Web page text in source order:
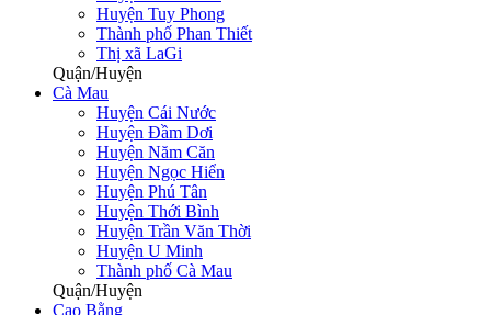
Huyện Tuy Phong
Thành phố Phan Thiết
Thị xã LaGi
Quận/Huyện
Cà Mau
Huyện Cái Nước
Huyện Đầm Dơi
Huyện Năm Căn
Huyện Ngọc Hiển
Huyện Phú Tân
Huyện Thới Bình
Huyện Trần Văn Thời
Huyện U Minh
Thành phố Cà Mau
Quận/Huyện
Cao Bằng